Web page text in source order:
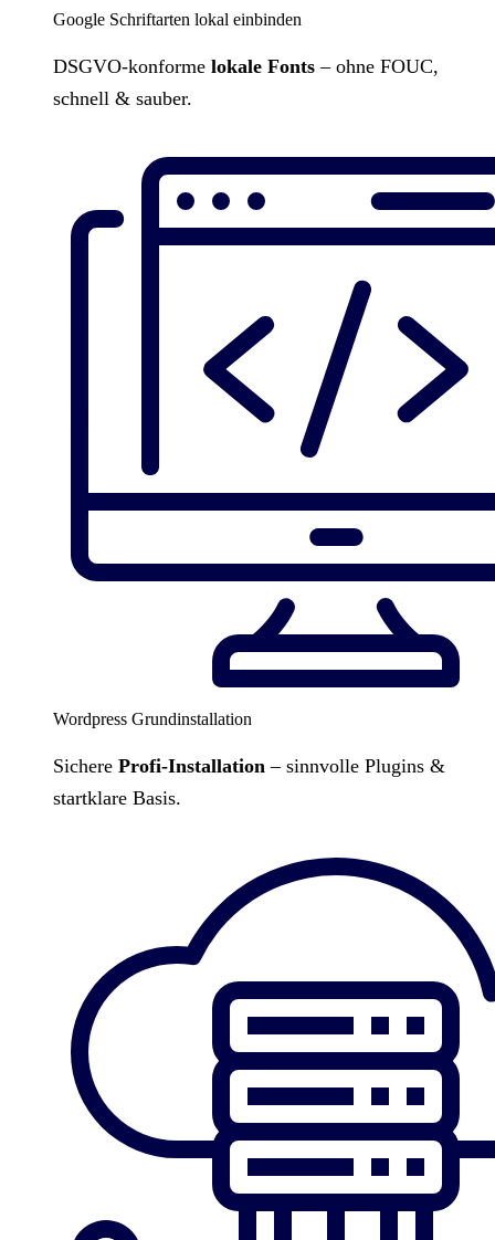
Google Schriftarten lokal einbinden
DSGVO-konforme lokale Fonts – ohne FOUC,
schnell & sauber.
Wordpress Grundinstallation
Sichere Profi-Installation – sinnvolle Plugins &
startklare Basis.